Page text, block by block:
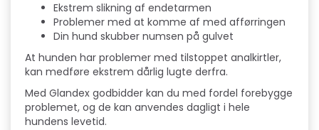
Ekstrem slikning af endetarmen
Problemer med at komme af med afførringen
Din hund skubber numsen på gulvet
At hunden har problemer med tilstoppet analkirtler,
kan medføre ekstrem dårlig lugte derfra.
Med Glandex godbidder kan du med fordel forebygge
problemet, og de kan anvendes dagligt i hele
hundens levetid.